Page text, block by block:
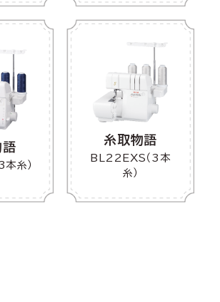
語
糸）
糸取物語
BL22EXS（3本
糸）